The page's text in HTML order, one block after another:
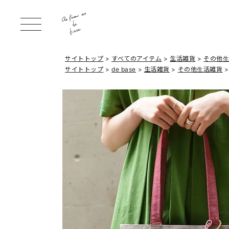
サイトトップ すべてのアイテム 生活雑貨
その他
サイトトップ
de base 生活雑貨 その他生活雑貨